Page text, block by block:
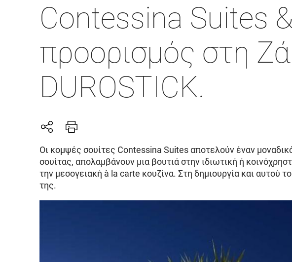
Contessina Suites
προορισμός στη
DUROSTICK.
Οι κομψές σουίτες Contessina Suites αποτελούν έναν
σουίτας, απολαμβάνουν μια βουτιά στην ιδιωτική ή
την μεσογειακή à la carte κουζίνα. Στη δημιουργία και αυτού
της.